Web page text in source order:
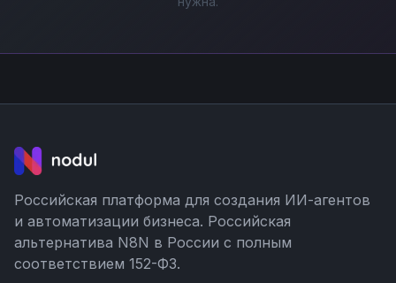
Российская платформа для создания ИИ-агентов
и автоматизации бизнеса. Российская
альтернатива N8N в России с полным
соответствием 152-ФЗ.